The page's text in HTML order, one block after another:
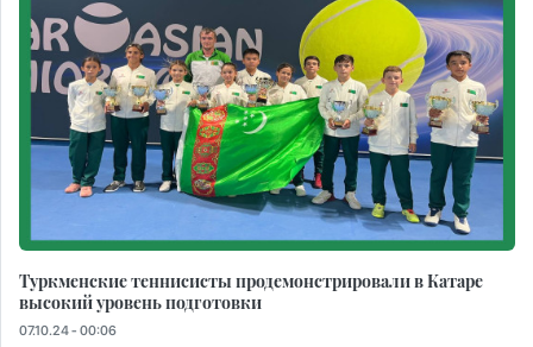
Туркменские теннисисты продемонстрировали в Катаре
высокий уровень подготовки
07.10.24 - 00:06